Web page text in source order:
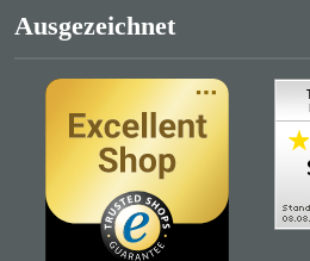
Ausgezeichnet